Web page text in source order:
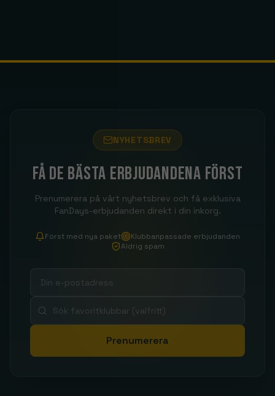
NYHETSBREV
Få de bästa erbjudandena först
Prenumerera på vårt nyhetsbrev och få exklusiva
FanDays-erbjudanden direkt i din inkorg.
Först med nya paket
Klubbanpassade erbjudanden
Aldrig spam
Prenumerera